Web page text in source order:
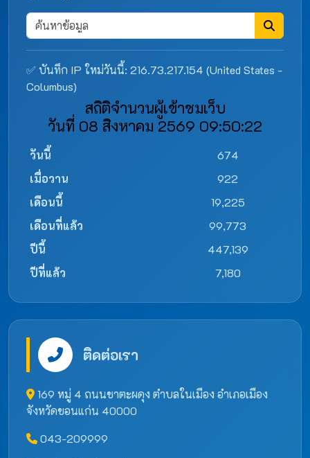
✅ บันทึก IP ใหม่วันนี้: 216.73.217.154 (United States -
Columbus)
สถิติจำนวนผู้เข้าชมเว็บ
วันที่ 08 สิงหาคม 2569 09:50:22
วันนี้
674
เมื่อวาน
922
เดือนนี้
19,225
เดือนที่แล้ว
99,773
ปีนี้
447,139
ปีที่แล้ว
7,180
ติดต่อเรา
169 หมู่ 4 ถนนชาตะผดุง ตำบลในเมือง อำเภอเมือง
จังหวัดขอนแก่น 40000
043-209999